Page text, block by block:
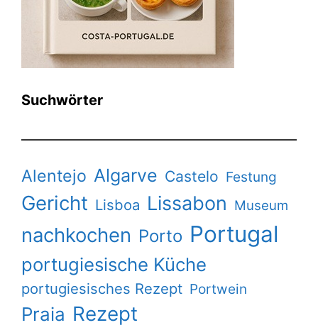
Suchwörter
Alentejo Algarve Castelo Festung
Gericht Lisboa Lissabon Museum
nachkochen Porto Portugal
portugiesische Küche
portugiesisches Rezept Portwein
Praia Rezept